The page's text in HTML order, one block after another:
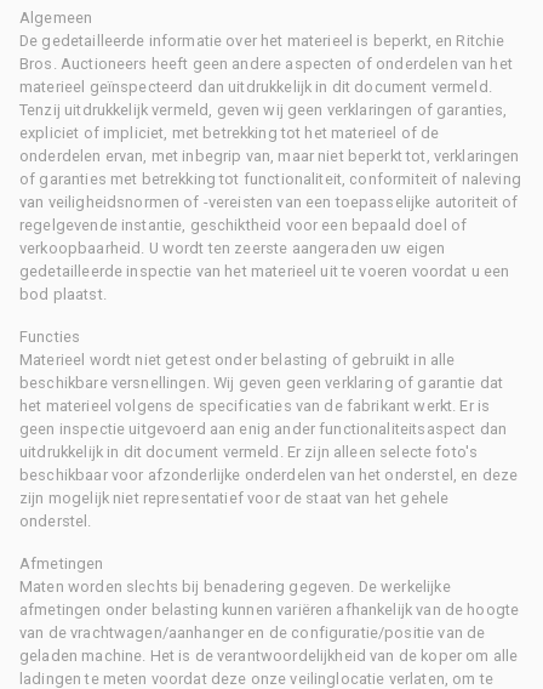
Algemeen
De gedetailleerde informatie over het materieel is beperkt, en Ritchie
Bros. Auctioneers heeft geen andere aspecten of onderdelen van het
materieel geïnspecteerd dan uitdrukkelijk in dit document vermeld.
Tenzij uitdrukkelijk vermeld, geven wij geen verklaringen of garanties,
expliciet of impliciet, met betrekking tot het materieel of de
onderdelen ervan, met inbegrip van, maar niet beperkt tot, verklaringen
of garanties met betrekking tot functionaliteit, conformiteit of naleving
van veiligheidsnormen of -vereisten van een toepasselijke autoriteit of
regelgevende instantie, geschiktheid voor een bepaald doel of
verkoopbaarheid. U wordt ten zeerste aangeraden uw eigen
gedetailleerde inspectie van het materieel uit te voeren voordat u een
bod plaatst.
Functies
Materieel wordt niet getest onder belasting of gebruikt in alle
beschikbare versnellingen. Wij geven geen verklaring of garantie dat
het materieel volgens de specificaties van de fabrikant werkt. Er is
geen inspectie uitgevoerd aan enig ander functionaliteitsaspect dan
uitdrukkelijk in dit document vermeld. Er zijn alleen selecte foto's
beschikbaar voor afzonderlijke onderdelen van het onderstel, en deze
zijn mogelijk niet representatief voor de staat van het gehele
onderstel.
Afmetingen
Maten worden slechts bij benadering gegeven. De werkelijke
afmetingen onder belasting kunnen variëren afhankelijk van de hoogte
van de vrachtwagen/aanhanger en de configuratie/positie van de
geladen machine. Het is de verantwoordelijkheid van de koper om alle
ladingen te meten voordat deze onze veilinglocatie verlaten, om te